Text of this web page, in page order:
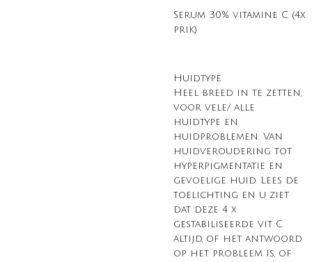
Serum 30% vitamine C (4x
prik)
Huidtype
Heel breed in te zetten,
voor vele/ alle
huidtype en
huidproblemen. Van
huidveroudering tot
hyperpigmentatie en
gevoelige huid. Lees de
toelichting en u ziet
dat deze 4 x
gestabiliseerde vit C
altijd, of het antwoord
op het probleem is, of